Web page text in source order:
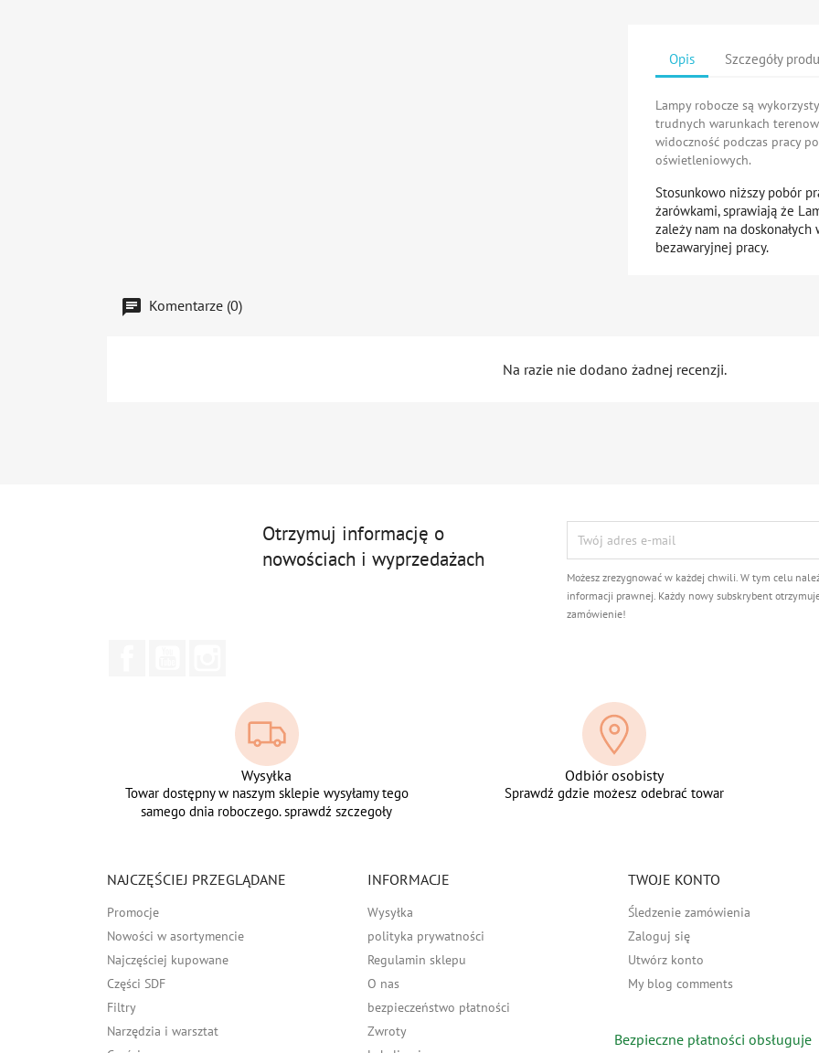
Opis Szczegóły
Lampy robocze są
trudnych warunkach
widoczność podczas pracy
oświetleniowych.
Stosunkowo niższy pobór
żarówkami, sprawiają że
zależy nam na
bezawaryjnej pracy.
Komentarze (0)
Na razie nie dodano żadnej recenzji.
Otrzymuj informację o
nowościach i wyprzedażach
Możesz zrezygnować w każdej chwili. W tym celu
informacji prawnej. Każdy nowy subskrybent
zamówienie!
Wysyłka
Towar dostępny w naszym sklepie wysyłamy tego
samego dnia roboczego. sprawdź szczegoły
Odbiór osobisty
Sprawdź gdzie możesz odebrać towar
NAJCZĘŚCIEJ PRZEGLĄDANE
Promocje
Nowości w asortymencie
Najczęściej kupowane
Części SDF
Filtry
Narzędzia i warsztat
INFORMACJE
Wysyłka
polityka prywatności
Regulamin sklepu
O nas
bezpieczeństwo płatności
Zwroty
TWOJE KONTO
Śledzenie zamówienia
Zaloguj się
Utwórz konto
My blog comments
Bezpieczne płatności obsługuje